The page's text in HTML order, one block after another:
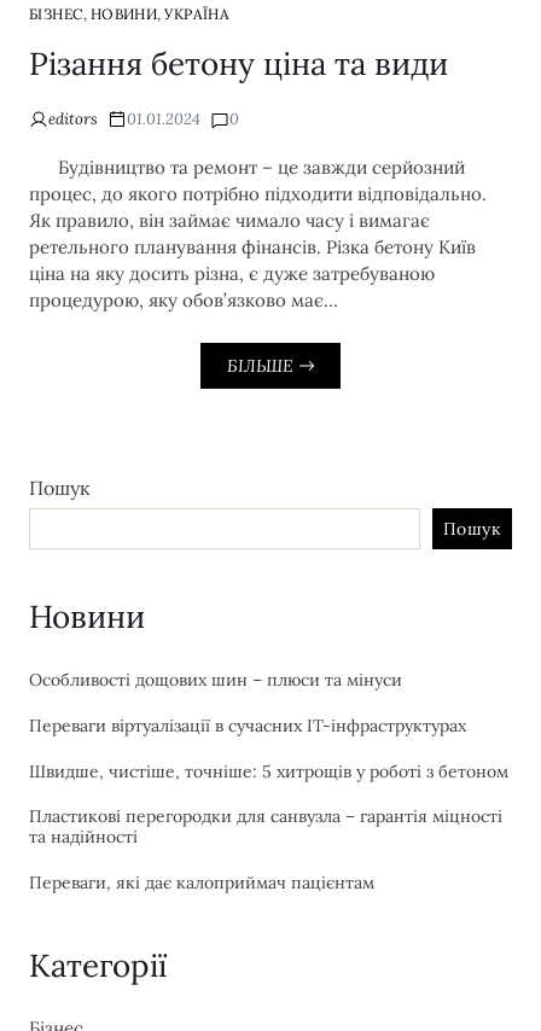
БІЗНЕС, НОВИНИ,УКРАЇНА
Різання бетону ціна та види
editors 01.01.2024 0
Будівництво та ремонт – це завжди серйозний
процес, до якого потрібно підходити відповідально.
Як правило, він займає чимало часу і вимагає
ретельного планування фінансів. Різка бетону Київ
ціна на яку досить різна, є дуже затребуваною
процедурою, яку обов’язково має…
БІЛЬШЕ
Пошук
Пошук
Новини
Особливості дощових шин – плюси та мінуси
Переваги віртуалізації в сучасних IT-інфраструктурах
Швидше, чистіше, точніше: 5 хитрощів у роботі з бетоном
Пластикові перегородки для санвузла – гарантія міцності
та надійності
Переваги, які дає калоприймач пацієнтам
Категорії